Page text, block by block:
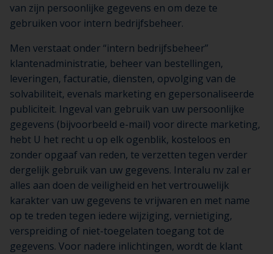
van zijn persoonlijke gegevens en om deze te
gebruiken voor intern bedrijfsbeheer.
Men verstaat onder “intern bedrijfsbeheer”
klantenadministratie, beheer van bestellingen,
leveringen, facturatie, diensten, opvolging van de
solvabiliteit, evenals marketing en gepersonaliseerde
publiciteit. Ingeval van gebruik van uw persoonlijke
gegevens (bijvoorbeeld e-mail) voor directe marketing,
hebt U het recht u op elk ogenblik, kosteloos en
zonder opgaaf van reden, te verzetten tegen verder
dergelijk gebruik van uw gegevens. Interalu nv zal er
alles aan doen de veiligheid en het vertrouwelijk
karakter van uw gegevens te vrijwaren en met name
op te treden tegen iedere wijziging, vernietiging,
verspreiding of niet-toegelaten toegang tot de
gegevens. Voor nadere inlichtingen, wordt de klant